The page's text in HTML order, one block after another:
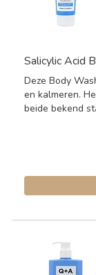
Salicylic Acid
Deze Body
en kalmeren.
beide bekend